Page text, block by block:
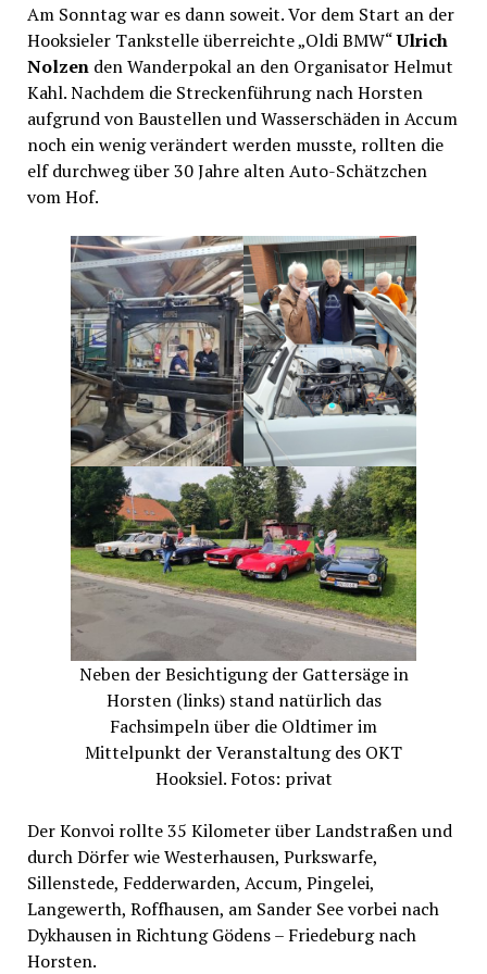
Am Sonntag war es dann soweit. Vor dem Start an der
Hooksieler Tankstelle überreichte „Oldi BMW“Ulrich
Nolzenden Wanderpokal an den Organisator Helmut
Kahl. Nachdem die Streckenführung nach Horsten
aufgrund von Baustellen und Wasserschäden in Accum
noch ein wenig verändert werden musste, rollten die
elf durchweg über 30 Jahre alten Auto-Schätzchen
vom Hof.
Neben der Besichtigung der Gattersäge in
Horsten (links) stand natürlich das
Fachsimpeln über die Oldtimer im
Mittelpunkt der Veranstaltung des OKT
Hooksiel. Fotos: privat
Der Konvoi rollte 35 Kilometer über Landstraßen und
durch Dörfer wie Westerhausen, Purkswarfe,
Sillenstede, Fedderwarden, Accum, Pingelei,
Langewerth, Roffhausen, am Sander See vorbei nach
Dykhausen in Richtung Gödens – Friedeburg nach
Horsten.